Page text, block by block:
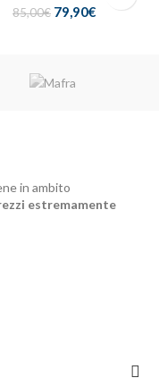
85,00€
Il prezzo
79,90€
in ambito
estremamente